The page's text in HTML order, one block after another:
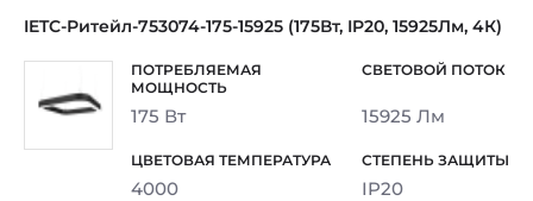
IETC-Ритейл-753074-175-15925 (175Вт, IP20, 15925Лм, 4К)
175 Вт 15925 Лм
4000 IP20